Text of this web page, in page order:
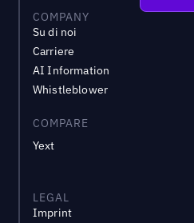
COMPANY
Su di noi
Carriere
AI Information
Whistleblower
COMPARE
Yext
LEGAL
Imprint